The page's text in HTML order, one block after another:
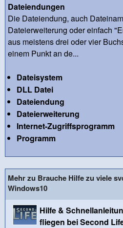
Dateiendungen
Die Dateiendung, auch
Dateierweiterung oder einfach
aus meistens drei oder vier
einem Punkt an de...
Dateisystem
DLL Datei
Dateiendung
Dateierweiterung
Internet-Zugriffsprogramm
Programm
Mehr zu Brauche Hilfe zu viele
Windows10
Hilfe &
fliegen bei Second